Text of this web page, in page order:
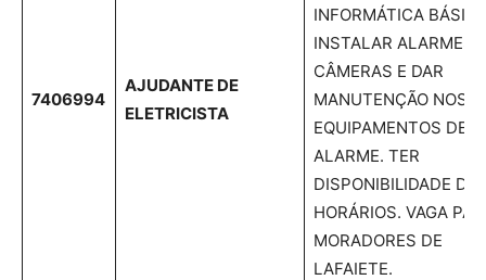
7406994
AJUDANTE DE
ELETRICISTA
INFORMÁTICA
INSTALAR ALARMES
CÂMERAS E DAR
MANUTENÇÃO NOS
EQUIPAMENTOS DE
ALARME. TER
DISPONIBILIDADE DE
HORÁRIOS. VAGA
MORADORES DE
LAFAIETE.